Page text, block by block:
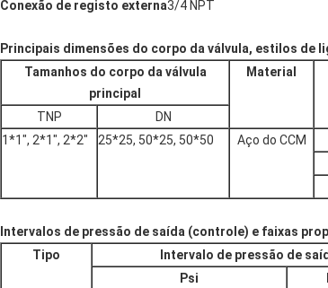
Conexão de registo externa3/4 NPT
Principais dimensões do corpo da válvula, estilos de
Tamanhos do corpo da válvula
principal
Material
TNP
DN
1*1", 2*1", 2*2"
25*25, 50*25, 50*50 Aço do CCM
Intervalos de pressão de saída (controle) e faixas
Tipo
Intervalo de pressão de
Psi